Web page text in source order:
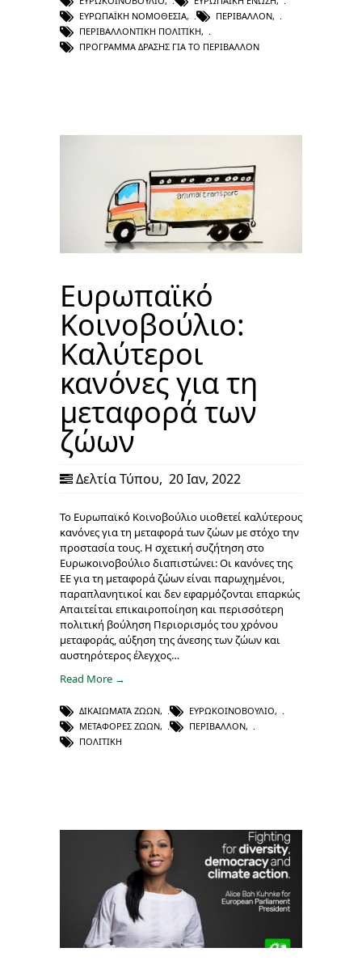
ΕΥΡΩΠΑΪΚΉ ΝΟΜΟΘΕΣΊΑ, ΠΕΡΙΒΆΛΛΟΝ,
ΠΕΡΙΒΑΛΛΟΝΤΙΚΉ ΠΟΛΙΤΙΚΉ,
ΠΡΌΓΡΑΜΜΑ ΔΡΆΣΗΣ ΓΙΑ ΤΟ ΠΕΡΙΒΆΛΛΟΝ
Ευρωπαϊκό
Κοινοβούλιο:
Καλύτεροι
κανόνες για τη
μεταφορά των
ζώων
Δελτία Τύπου, 20 Ιαν, 2022
To Ευρωπαϊκό Κοινοβούλιο υιοθετεί καλύτερους
κανόνες για τη μεταφορά των ζώων με στόχο την
προστασία τους. Η σχετική συζήτηση στο
Ευρωκοινοβούλιο διαπιστώνει: Οι κανόνες της
ΕΕ για τη μεταφορά ζώων είναι παρωχημένοι,
παραπλανητικοί και δεν εφαρμόζονται επαρκώς
Απαιτείται επικαιροποίηση και περισσότερη
πολιτική βούληση Περιορισμός του χρόνου
μεταφοράς, αύξηση της άνεσης των ζώων και
αυστηρότερος έλεγχος…
Read More →
ΔΙΚΑΙΏΜΑΤΑ ΖΏΩΝ, ΕΥΡΩΚΟΙΝΟΒΟΎΛΙΟ,
ΜΕΤΑΦΟΡΈΣ ΖΏΩΝ, ΠΕΡΙΒΆΛΛΟΝ,
ΠΟΛΙΤΙΚΉ